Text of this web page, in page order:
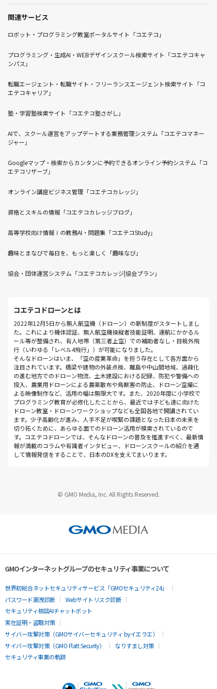
関連サービス
ロボット・プログラミング教室ポータルサイト「コエテコ」
プログラミング・生成AI・WEBデザインスクール検索サイト「コエテコキャ
ンパス」
転職エージェント・転職サイト・フリーランスエージェント検索サイト「コ
エテコキャリア」
塾・学習塾検索サイト「コエテコ塾さがし」
AIで、スクール運営をアップデートする業務管理システム「コエテコマネー
ジャー」
Googleマップ・検索からカンタンに予約できるオンライン予約システム「コ
エテコリザーブ」
オンライン講座ビジネス管理「コエテコカレッジ」
資格とスキルの情報「コエテコカレッジブログ」
高等学校向け情報Ⅰの教務AI・問題集「コエテコStudy」
趣味とまなびで毎日を、もっと楽しく「趣味なび」
協会・団体運営システム「コエテコカレッジ|協会プラン」
コエテコドローンとは
2022年12月5日から無人航空機（ドローン）の新制度がスタートしまし
た。これにより機体認証、無人航空機操縦者技能証明、運航にかかるル
ール等が整備され、有人地帯（第三者上空）での補助者なし・目視外飛
行（いわゆる「レベル4飛行」）が可能になりました。
そんなドローンはいま、「空の産業革命」を担う存在として各方面から
注目されています。橋梁や建物の外装点検、離島や中山間地域、過疎化
の進む地方でのドローン物流、土木建設における記録、防犯や警備への
投入、農業用ドローンによる農薬散布や鳥獣害の防止、ドローン空撮に
よる映像制作など、活用の幅は無限大です。また、2020年度に小学校で
プログラミング教育が必修化したことから、最近では子ども達に向けた
ドローン教室・ドローンワークショップなども全国各地で開講されてい
ます。少子高齢化が進み、人手不足が喫緊の課題となった日本の未来を
切り拓くために、あらゆる面でのドローン活用が模索されているので
す。コエテコドローンでは、そんなドローンの普及を推進すべく、最新情
報が満載のコラムや有識者インタビュー、ドローンスクールの紹介を通
して情報発信をすることで、日本のDXを支えてまいります。
© GMO Media, Inc. All Rights Reserved.
GMOインターネットグループのセキュリティ事業について
世界初総合ネットセキュリティサービス「GMOセキュリティ24」
パスワード漏洩診断
Webサイトリスク診断
セキュリティ相談AIチャットボット
実在証明・盗聴対策
サイバー攻撃対策（GMOサイバーセキュリティ byイエラエ）
サイバー攻撃対策（GMO Flatt Security）
なりすまし対策
セキュリティ事業の軌跡